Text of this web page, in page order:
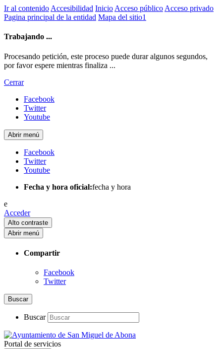
Ir al contenido Accesibilidad Inicio Acceso público Acceso privado
Pagina principal de la entidad Mapa del sitio1
Trabajando ...
Procesando petición, este proceso puede durar algunos segundos,
por favor espere mientras finaliza ...
Cerrar
Facebook
Twitter
Youtube
Abrir menú
Facebook
Twitter
Youtube
Fecha y hora oficial:fecha y hora
e
Acceder
Alto contraste
Abrir menú
Compartir
Facebook
Twitter
Buscar
Buscar
Portal de servicios